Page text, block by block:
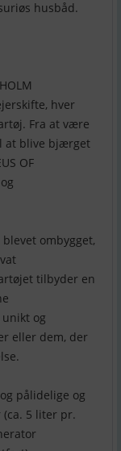
husbåd.
hver
Fra at være
at blive bjærget
OF
blevet ombygget,
tilbyder en
og
eller dem, der
pålidelige og
(ca. 5 liter pr.